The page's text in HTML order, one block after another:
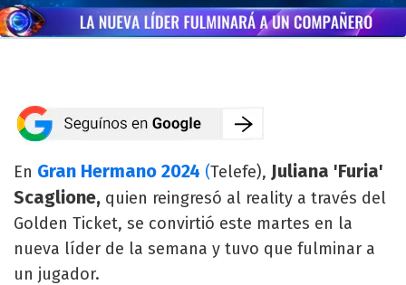
En Gran Hermano 2024 (Telefe), Juliana 'Furia'
Scaglione, quien reingresó al reality a través del
Golden Ticket, se convirtió este martes en la
nueva líder de la semana y tuvo que fulminar a
un jugador.